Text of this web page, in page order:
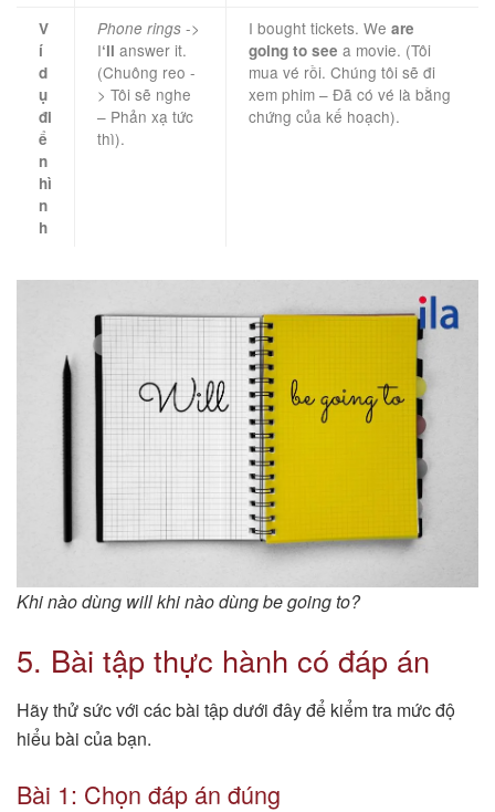
V
í
d
ụ
đi
ể
n
hì
n
h
Phone rings ->
I‘ll answer it.
(Chuông reo -
> Tôi sẽ nghe
– Phản xạ tức
thì).
I bought tickets. We are
going to see a movie. (Tôi
mua vé rồi. Chúng tôi sẽ đi
xem phim – Đã có vé là bằng
chứng của kế hoạch).
Khi nào dùng will khi nào dùng be going to?
5. Bài tập thực hành có đáp án
Hãy thử sức với các bài tập dưới đây để kiểm tra mức độ
hiểu bài của bạn.
Bài 1: Chọn đáp án đúng